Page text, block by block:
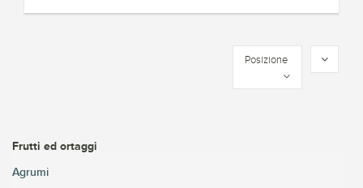
Posizione
Frutti ed ortaggi
Agrumi